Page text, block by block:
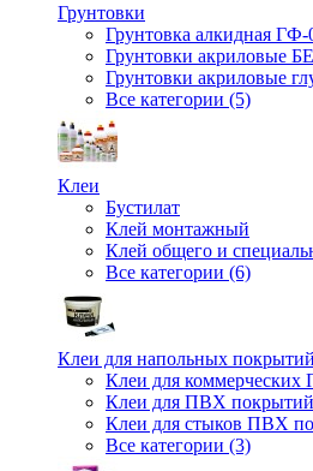
Грунтовки
Грунтовка алкидная
Грунтовки
Грунтовки акриловые
Все категории (5)
Клеи
Бустилат
Клей монтажный
Клей общего и
Все категории (6)
Клеи для напольных покрытий
Клеи для
Клеи для ПВХ покрытий
Клеи для стыков ПВХ
Все категории (3)